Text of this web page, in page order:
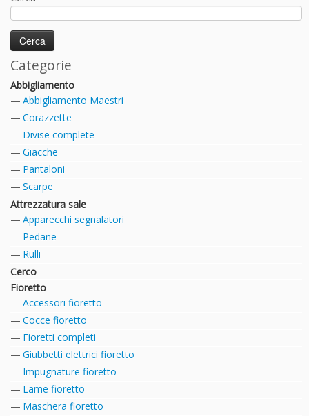
Categorie
Abbigliamento
Abbigliamento Maestri
Corazzette
Divise complete
Giacche
Pantaloni
Scarpe
Attrezzatura sale
Apparecchi segnalatori
Pedane
Rulli
Cerco
Fioretto
Accessori fioretto
Cocce fioretto
Fioretti completi
Giubbetti elettrici fioretto
Impugnature fioretto
Lame fioretto
Maschera fioretto